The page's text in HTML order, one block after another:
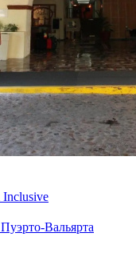
Inclusive
Вальярта